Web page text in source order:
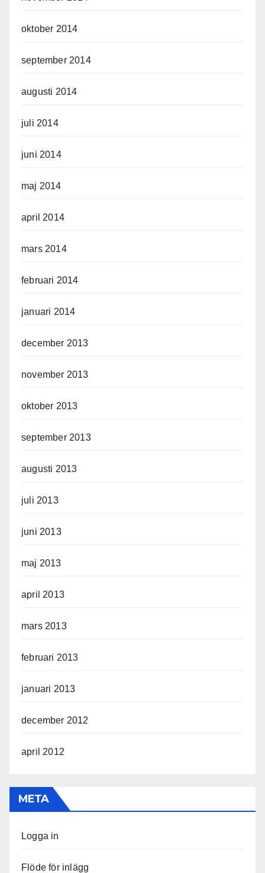
oktober 2014
september 2014
augusti 2014
juli 2014
juni 2014
maj 2014
april 2014
mars 2014
februari 2014
januari 2014
december 2013
november 2013
oktober 2013
september 2013
augusti 2013
juli 2013
juni 2013
maj 2013
april 2013
mars 2013
februari 2013
januari 2013
december 2012
april 2012
META
Logga in
Flöde för inlägg